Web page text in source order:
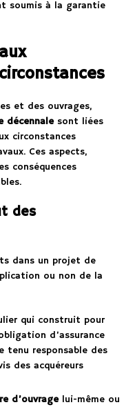
soumis à la garantie
et des ouvrages,
décennalesont liées
circonstances
Ces aspects,
conséquences
des
dans un projet de
ou non de la
qui construit pour
d’assurance
tenu responsable des
des acquéreurs
d’ouvragelui-même ou